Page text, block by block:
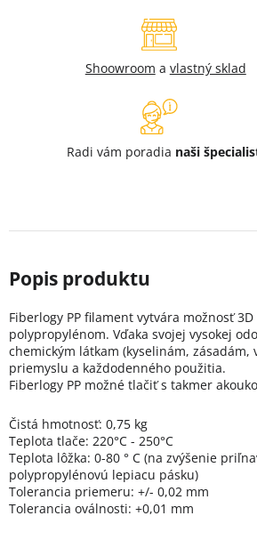
Shoowroom a vlastný sklad
Radi vám poradia naši
Fiberlogy PP filament vytvára možnosť
polypropylénom. Vďaka svojej vysokej
chemickým látkam (kyselinám,
priemyslu a každodenného použitia.
Fiberlogy PP možné tlačiť s takmer
Čistá hmotnosť: 0,75 kg
Teplota tlače: 220°C - 250°C
Teplota lôžka: 0-80 ° C (na zvýšenie
polypropylénovú lepiacu pásku)
Tolerancia priemeru: +/- 0,02 mm
Tolerancia oválnosti: +0,01 mm